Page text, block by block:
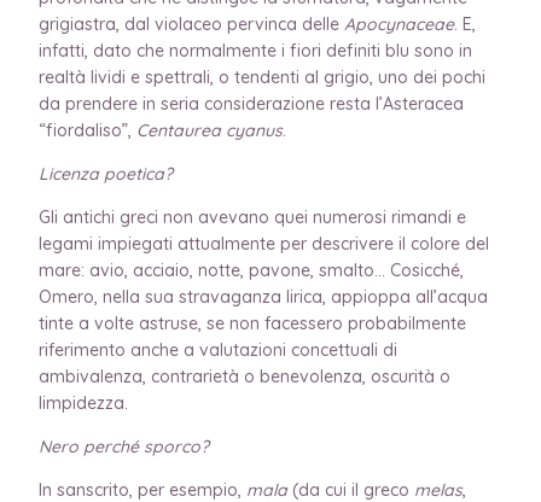
grigiastra, dal violaceo pervinca delle Apocynaceae. E,
infatti, dato che normalmente i fiori definiti blu sono in
realtà lividi e spettrali, o tendenti al grigio, uno dei pochi
da prendere in seria considerazione resta l’Asteracea
“fiordaliso”, Centaurea cyanus.
Licenza poetica?
Gli antichi greci non avevano quei numerosi rimandi e
legami impiegati attualmente per descrivere il colore del
mare: avio, acciaio, notte, pavone, smalto… Cosicché,
Omero, nella sua stravaganza lirica, appioppa all’acqua
tinte a volte astruse, se non facessero probabilmente
riferimento anche a valutazioni concettuali di
ambivalenza, contrarietà o benevolenza, oscurità o
limpidezza.
Nero perché sporco?
In sanscrito, per esempio, mala(da cui il greco melas,